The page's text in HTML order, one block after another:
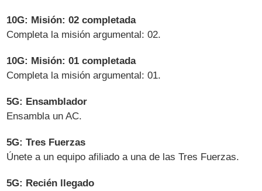
10G: Misión: 02 completada
Completa la misión argumental: 02.
10G: Misión: 01 completada
Completa la misión argumental: 01.
5G: Ensamblador
Ensambla un AC.
5G: Tres Fuerzas
Únete a un equipo afiliado a una de las Tres Fuerzas.
5G: Recién llegado